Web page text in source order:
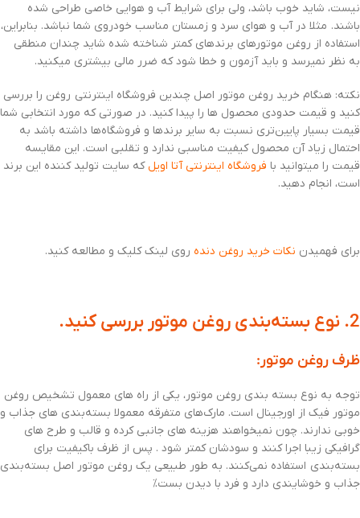
نیست، شاید خوب باشد، ولی برای شرایط آب و هوایی خاصی طراحی شده
باشند. مثلا در آب و هوای سرد و زمستان مناسب خودروی شما نباشد. بنابراین،
استفاده از روغن موتورهای برندهای کمتر شناخته شده شاید چندان منطقی
به نظر نمیرسد و باید آزمون و خطا شود که ضرر مالی بیشتری میکنید.
نکته: هنگام خرید روغن موتور اصل چندین فروشگاه اینترنتی روغن را بررسی
کنید و قیمت حدودی محصول ها را پیدا کنید. در صورتی که مورد انتخابی شما
قیمت بسیار پایین‌تری نسبت به سایر برندها و فروشگاه‌ها داشته باشد به
احتمال زیاد آن محصول کیفیت مناسبی ندارد و تقلبی است. این مقایسه
قیمت را میتوانید با فروشگاه اینترنتی آتا اویلکه سایت تولید کننده این برند
است، انجام دهید.
برای فهمیدن نکات خرید روغن دنده روی لینک کلیک و مطالعه کنید.
2. نوع بسته‌بندی روغن موتور بررسی کنید.
ظرف روغن موتور:
توجه به نوع بسته بندی روغن موتور، یکی از راه های معمول تشخیص روغن
موتور فیک از اورجینال است. مارک‌های متفرقه معمولا بسته‌بندی های جذاب و
خوبی ندارند. چون نمیخواهند هزینه های جانبی کرده و قالب و طرح های
گرافیکی زیبا اجرا کنند و سودشان کمتر شود . پس از ظرف باکیفیت برای
بسته‌بندی استفاده نمی‌کنند. به طور طبیعی یک روغن موتور اصل بسته‌بندی
جذاب و خوشایندی دارد و فرد با دیدن بست%